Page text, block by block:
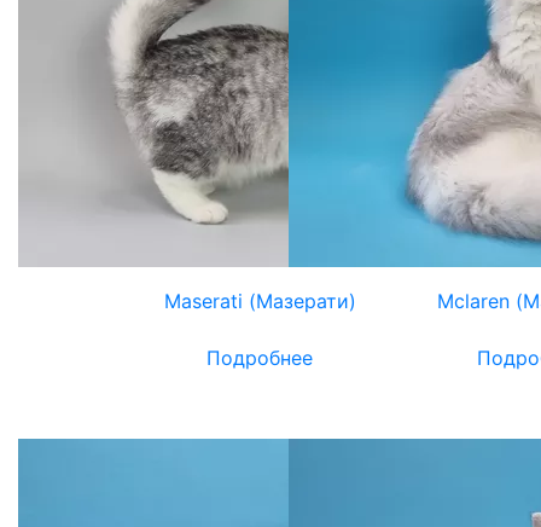
Maserati (Мазерати)
Подробнее
Mclaren